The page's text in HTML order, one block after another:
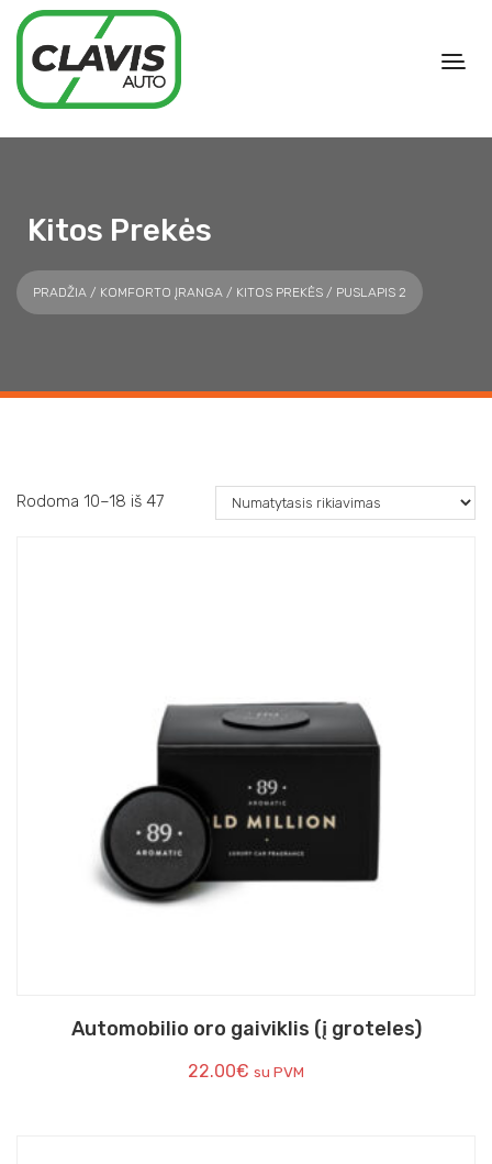
Kitos Prekės
PRADŽIA / KOMFORTO ĮRANGA / KITOS PREKĖS / PUSLAPIS 2
Rodoma 10–18 iš 47
Automobilio oro gaiviklis (į groteles)
22.00€ su PVM